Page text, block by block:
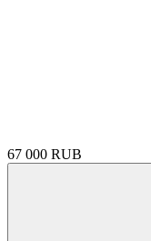
67 000 RUB